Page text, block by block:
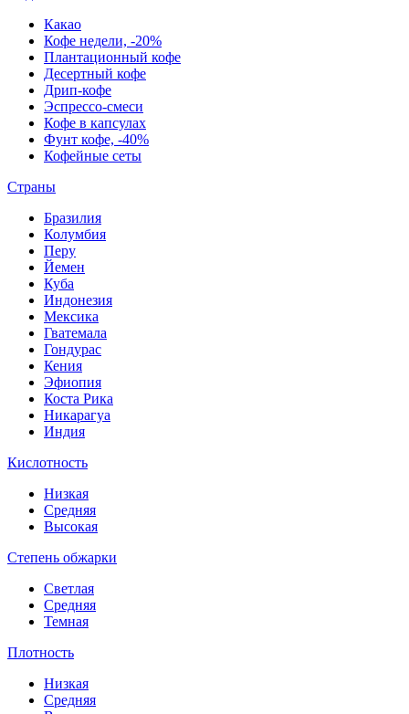
Какао
Кофе недели, -20%
Плантационный кофе
Десертный кофе
Дрип-кофе
Эспрессо-смеси
Кофе в капсулах
Фунт кофе, -40%
Кофейные сеты
Страны
Бразилия
Колумбия
Перу
Йемен
Куба
Индонезия
Мексика
Гватемала
Гондурас
Кения
Эфиопия
Коста Рика
Никарагуа
Индия
Кислотность
Низкая
Средняя
Высокая
Степень обжарки
Светлая
Средняя
Темная
Плотность
Низкая
Средняя